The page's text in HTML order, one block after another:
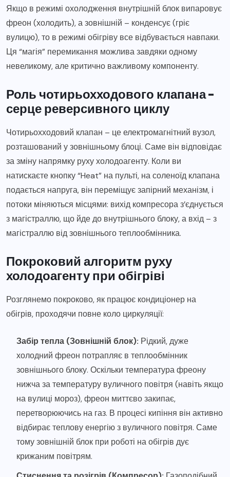
Якщо в режимі охолодження внутрішній блок випаровує
фреон (холодить), а зовнішній – конденсує (гріє
вулицю), то в режимі обігріву все відбувається навпаки.
Ця “магія” перемикання можлива завдяки одному
невеликому, але критично важливому компоненту.
Роль чотирьохходового клапана –
серце реверсивного циклу
Чотирьохходовий клапан – це електромагнітний вузол,
розташований у зовнішньому блоці. Саме він відповідає
за зміну напрямку руху холодоагенту. Коли ви
натискаєте кнопку “Heat” на пульті, на соленоїд клапана
подається напруга, він переміщує запірний механізм, і
потоки міняються місцями: вихід компресора з’єднується
з магістраллю, що йде до внутрішнього блоку, а вхід – з
магістраллю від зовнішнього теплообмінника.
Покроковий алгоритм руху
холодоагенту при обігріві
Розглянемо покроково, як працює кондиціонер на
обігрів, проходячи повне коло циркуляції:
Забір тепла (Зовнішній блок): Рідкий, дуже
холодний фреон потрапляє в теплообмінник
зовнішнього блоку. Оскільки температура фреону
нижча за температуру вуличного повітря (навіть якщо
на вулиці мороз), фреон миттєво закипає,
перетворюючись на газ. В процесі кипіння він активно
відбирає теплову енергію з вуличного повітря. Саме
тому зовнішній блок при роботі на обігрів дує
крижаним повітрям.